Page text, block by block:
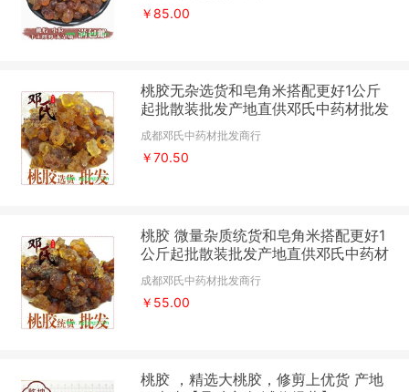
￥85.00
桃胶无杂选货和皂角米搭配更好1公斤
起批散装批发产地直供邓氏中药材批发
成都邓氏中药材批发商行
￥70.50
桃胶 微量杂质统货和皂角米搭配更好1
公斤起批散装批发产地直供邓氏中药材
批发
成都邓氏中药材批发商行
￥55.00
桃胶 ，精选大桃胶，修剪上优货 产地